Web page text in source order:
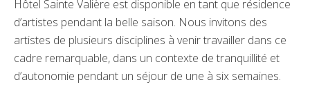
Hôtel Sainte Valière est disponible en tant que résidence
d’artistes pendant la belle saison. Nous invitons des
artistes de plusieurs disciplines à venir travailler dans ce
cadre remarquable, dans un contexte de tranquillité et
d’autonomie pendant un séjour de une à six semaines.